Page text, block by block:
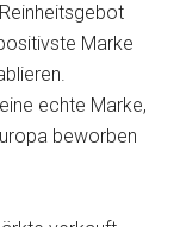
Marke
echte Marke,
beworben